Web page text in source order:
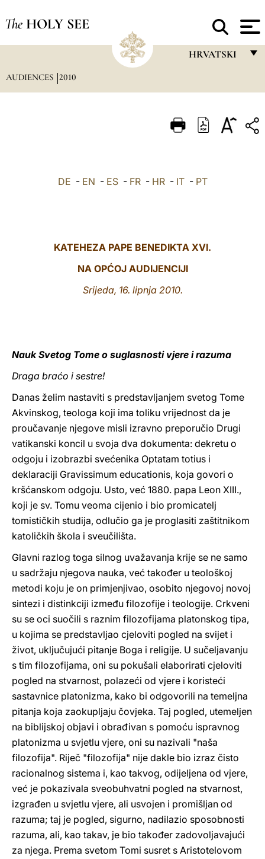
The HOLY SEE
HRVATSKI
ITALIANO
中文
AUDIENCES 2010
DE - EN - ES- FR- HR- IT- PT
KATEHEZA PAPE BENEDIKTA XVI.
NA OPĆOJ AUDIJENCIJI
Srijeda, 16. lipnja 2010.
Nauk Svetog Tome o suglasnosti vjere i razuma
Draga braćo i sestre!
Danas želim nastaviti s predstavljanjem svetog Tome
Akvinskog, teologa koji ima toliku vrijednost da je
proučavanje njegove misli izravno preporučio Drugi
vatikanski koncil u svoja dva dokumenta: dekretu o
odgoju i izobrazbi svećenika Optatam totius i
deklaraciji Gravissimum educationis, koja govori o
kršćanskom odgoju. Usto, već 1880. papa Leon XIII.,
koji je sv. Tomu veoma cijenio i bio promicatelj
tomističkih studija, odlučio ga je proglasiti zaštitnikom
katoličkih škola i sveučilišta.
Glavni razlog toga silnog uvažavanja krije se ne samo
u sadržaju njegova nauka, već također u teološkoj
metodi koju je on primjenjivao, osobito njegovoj novoj
sintezi i distinkciji između filozofije i teologije. Crkveni
su se oci suočili s raznim filozofijama platonskog tipa,
u kojima se predstavljao cjeloviti pogled na svijet i
život, uključujući pitanje Boga i religije. U sučeljavanju
s tim filozofijama, oni su pokušali elaborirati cjeloviti
pogled na stvarnost, polazeći od vjere i koristeći
sastavnice platonizma, kako bi odgovorili na temeljna
pitanja koja zaokupljaju čovjeka. Taj pogled, utemeljen
na biblijskoj objavi i obrađivan s pomoću ispravnog
platonizma u svjetlu vjere, oni su nazivali "naša
filozofija". Riječ "filozofija" nije dakle bio izraz čisto
racionalnog sistema i, kao takvog, odijeljena od vjere,
već je pokazivala sveobuhvatni pogled na stvarnost,
izgrađen u svjetlu vjere, ali usvojen i promišljan od
razuma; taj je pogled, sigurno, nadilazio sposobnosti
razuma, ali, kao takav, je bio također zadovoljavajući
za njega. Prema svetom Tomi susret s Aristotelovom